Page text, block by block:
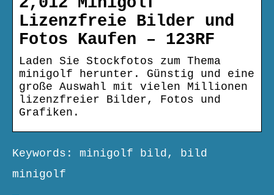
Lizenzfreie Bilder und
Fotos Kaufen – 123RF
Laden Sie Stockfotos zum Thema
minigolf herunter. Günstig und eine
große Auswahl mit vielen Millionen
lizenzfreier Bilder, Fotos und
Grafiken.
Keywords: minigolf bild, bild
minigolf